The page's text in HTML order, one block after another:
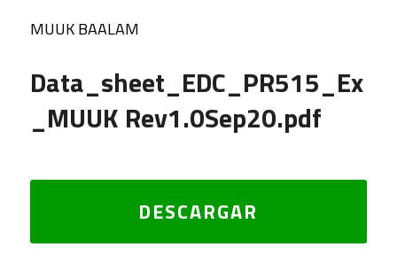
MUUK BAALAM
Data_sheet_EDC_PR515_Ex
_MUUK Rev1.0Sep20.pdf
DESCARGAR